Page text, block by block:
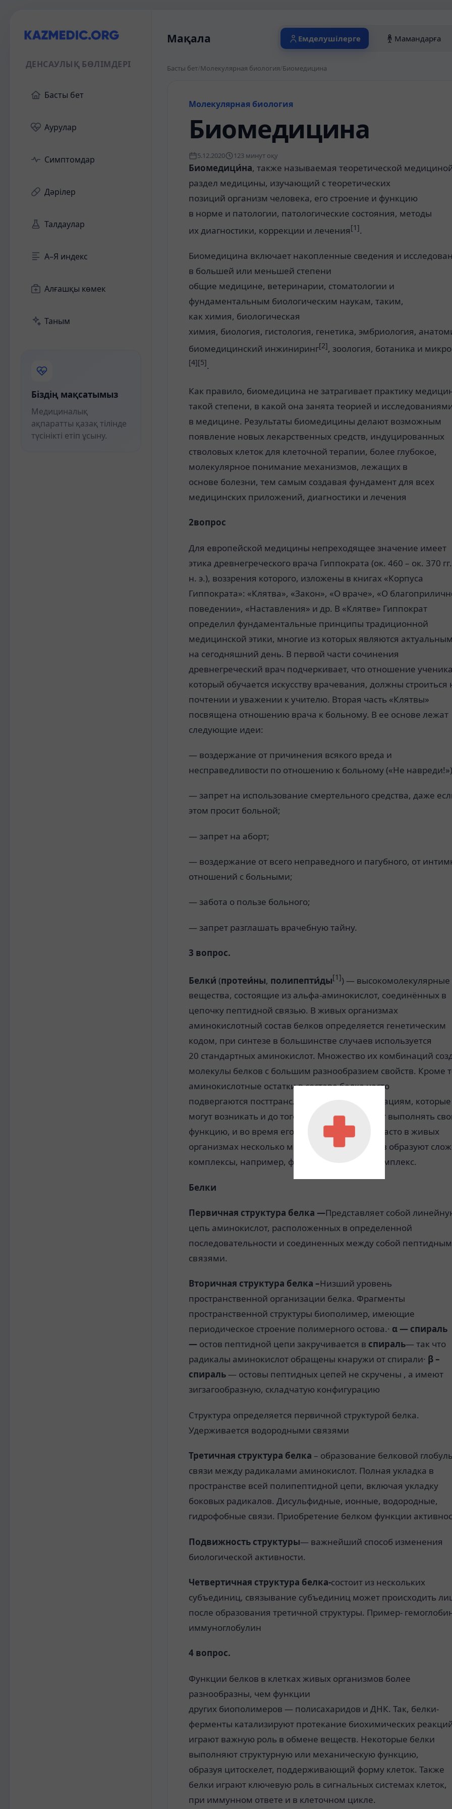
ДЕНСАУЛЫҚ БӨЛІМДЕРІ
Басты бет
Аурулар
Симптомдар
Дәрілер
Талдаулар
А–Я индекс
Алғашқы көмек
Таным
Біздің мақсатымыз
Медициналық
ақпаратты қазақ тілінде
түсінікті етіп ұсыну.
Мақала Емделушілерге Мамандарға
Басты бет/Молекулярная биология/Биомедицина
Молекулярная биология
Биомедицина
5.12.2020 123 минут оқу
Биомедици́на, также называемая теоретической
раздел медицины, изучающий с теоретических
позиций организм человека, его строение и функцию
в норме и патологии, патологические состояния, методы
ихдиагностики, коррекции и лечения[1].
Биомедицина включает накопленные сведения и
в большей или меньшей степени
общие медицине, ветеринарии, стоматологии и
фундаментальным биологическим наукам, таким,
какхимия, биологическая
химия, биология, гистология, генетика, эмбриология,
биомедицинский инжиниринг[2], зоология, ботаника и
[4][5].
Как правило, биомедицина не затрагивает практику
такой степени, в какой она занята теорией и
в медицине. Результаты биомедицины делают возможным
появление новыхлекарственных средств, индуцированных
стволовых клетокдля клеточной терапии, более глубокое,
молекулярное понимание механизмов, лежащих в
основе болезни, тем самым создавая фундамент для всех
медицинских приложений, диагностики и лечения
2вопрос
Для европейской медицины непреходящее значение имеет
этика древнегреческого врача Гиппократа (ок. 460 – ок. 370
н. э.), воззрения которого, изложены в книгах «Корпуса
Гиппократа»: «Клятва», «Закон», «О враче», «О
поведении», «Наставления» и др. В «Клятве» Гиппократ
определил фундаментальные принципы традиционной
медицинской этики, многие из которых являются
на сегодняшний день. В первой части сочинения
древнегреческий врач подчеркивает, что отношение
который обучается искусству врачевания, должны строиться
почтении и уважении к учителю. Вторая часть «Клятвы»
посвящена отношению врача к больному. В ее основе лежат
следующие идеи:
— воздержание от причинения всякого вреда и
несправедливости по отношению к больному («Не
— запрет на использование смертельного средства, даже
этом просит больной;
— запрет на аборт;
— воздержание от всего неправедного и пагубного, от
отношений с больными;
— забота о пользе больного;
— запрет разглашать врачебную тайну.
3 вопрос.
Белки́ (протеи́ны, полипепти́ды[1]) — высокомолекулярные
вещества, состоящие из альфа-аминокислот, соединённых в
цепочку пептидной связью. В живых организмах
аминокислотный состав белков определяется генетическим
кодом, при синтезе в большинстве случаев используется
20 стандартных аминокислот. Множество их комбинаций
молекулы белков с большим разнообразием свойств. Кроме
аминокислотные остатки в составе белка часто
подвергаются посттрансляционным модификациям, которые
могут возникать и до того, как белок начинает выполнять
функцию, и во время его «работы» в клетке. Часто в живых
организмах несколько молекул разных белков образуют
комплексы, например, фотосинтетический комплекс.
Белки
Первичная структура белка —Представляет собой
цепь аминокислот, расположенных в определенной
последовательности и соединенных между собой
связями.
Вторичная структура белка –Низший уровень
пространственной организации белка. Фрагменты
пространственной структуры биополимер, имеющие
периодическое строение полимерного остова.· α — спираль
— остов пептидной цепи закручивается в спираль— так что
радикалы аминокислот обращены кнаружи от спирали· β –
спираль— остовы пептидных цепей не скручены , а имеют
зигзагообразную, складчатую конфигурацию
Структура определяется первичной структурой белка.
Удерживается водородными связями
Третичная структура белка – образование белковой
связи между радикалами аминокислот. Полная укладка в
пространстве всей полипептидной цепи, включая укладку
боковых радикалов. Дисульфидные, ионные, водородные,
гидрофобные связи. Приобретение белком функции
Подвижность структуры— важнейший способ изменения
биологической активности.
Четвертичная структура белка-состоит из нескольких
субъединиц, связывание субъединиц может происходить
после образования третичной структуры. Пример-
иммуноглобулин
4 вопрос.
Функции белков в клеткахживых организмов более
разнообразны, чем функции
других биополимеров — полисахаридов и ДНК. Так, белки-
ферменты катализируют протекание биохимических
играют важную роль в обмене веществ. Некоторые белки
выполняют структурную или механическую функцию,
образуя цитоскелет, поддерживающий форму клеток. Также
белки играют ключевую роль в сигнальных системах клеток,
при иммунном ответе и в клеточном цикле.